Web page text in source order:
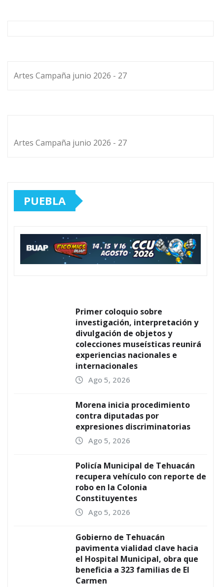
Artes Campaña junio 2026 - 27
Artes Campaña junio 2026 - 27
PUEBLA
Primer coloquio sobre
investigación, interpretación y
divulgación de objetos y
colecciones museísticas reunirá
experiencias nacionales e
internacionales
Ago 5, 2026
Morena inicia procedimiento
contra diputadas por
expresiones discriminatorias
Ago 5, 2026
Policía Municipal de Tehuacán
recupera vehículo con reporte de
robo en la Colonia
Constituyentes
Ago 5, 2026
Gobierno de Tehuacán
pavimenta vialidad clave hacia
el Hospital Municipal, obra que
beneficia a 323 familias de El
Carmen